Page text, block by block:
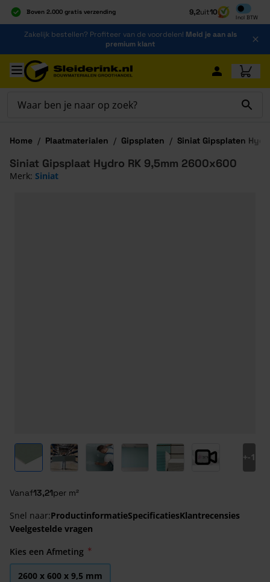
Boven 2.000 gratis verzending
Al 40 jaar dé specialist
Alles onder één dak
9,2uit10
Incl BTW
Inclusief
Ga naar de inhoud
Zakelijk bestellen? Profiteer van de voordelen! Meld je aan als
premium klant
Ga naar hoofdinhoud
Home / Plaatmaterialen / Gipsplaten / Siniat Gipsplaten
View larger image
View larger imageView larger imageView larger image
View larger image
View larger
+-1
Vanaf13,21per m²
Siniat Gipsplaat Hydro RK 9,5mm 2600x600
Merk: Siniat
Snel naar:ProductinformatieSpecificatiesKlantrecensies
Veelgestelde vragen
Kies een Afmeting
2600 x 600 x 9,5 mm